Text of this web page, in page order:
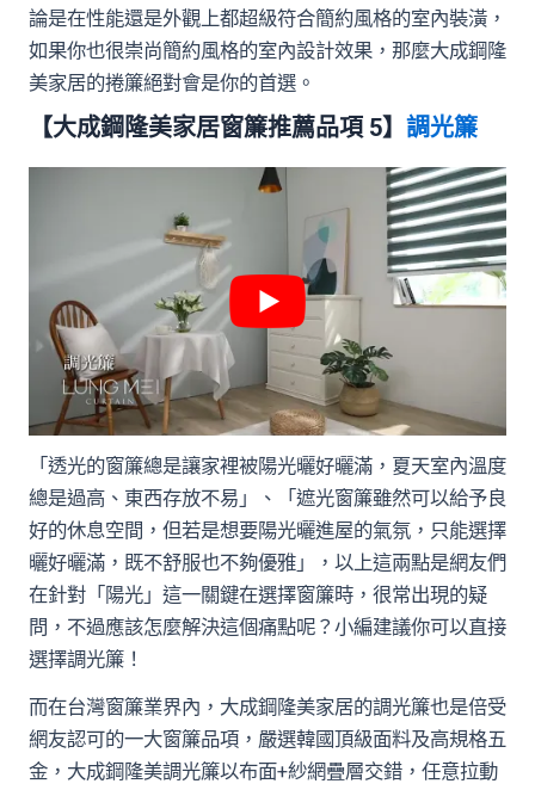
論是在性能還是外觀上都超級符合簡約風格的室內裝潢，
如果你也很崇尚簡約風格的室內設計效果，那麼大成鋼隆
美家居的捲簾絕對會是你的首選。
【大成鋼隆美家居窗簾推薦品項 5】 調光簾
「透光的窗簾總是讓家裡被陽光曬好曬滿，夏天室內溫度
總是過高、東西存放不易」、「遮光窗簾雖然可以給予良
好的休息空間，但若是想要陽光曬進屋的氣氛，只能選擇
曬好曬滿，既不舒服也不夠優雅」，以上這兩點是網友們
在針對「陽光」這一關鍵在選擇窗簾時，很常出現的疑
問，不過應該怎麼解決這個痛點呢？小編建議你可以直接
選擇調光簾！
而在台灣窗簾業界內，大成鋼隆美家居的調光簾也是倍受
網友認可的一大窗簾品項，嚴選韓國頂級面料及高規格五
金，大成鋼隆美調光簾以布面+紗網疊層交錯，任意拉動